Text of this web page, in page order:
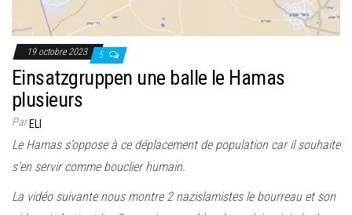
19 octobre 2023 5
Einsatzgruppen une balle le Hamas
plusieurs
ParELI
Le Hamas s’oppose à ce déplacement de population car il souhaite
s’en servir comme bouclier humain.
La vidéo suivante nous montre 2 nazislamistes le bourreau et son